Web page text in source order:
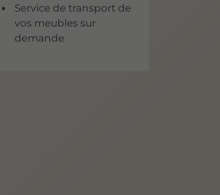
Service de transport de
vos meubles sur
demande